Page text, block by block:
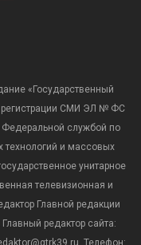
«Государственный
регистрации СМИ ЭЛ № ФС
Федеральной службой по
технологий и массовых
унитарное
телевизионная и
Главной редакции
редактор сайта:
Телефон: